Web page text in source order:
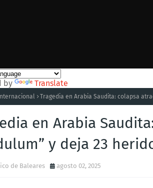
by Translate
Tragedia en Arabia Saudita: colapsa
en Arabia
y deja 23
de Baleares agosto 02, 2025